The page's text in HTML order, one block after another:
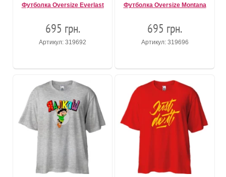
Футболка Oversize Everlast
695 грн.
Артикул: 319692
Футболка Oversize Montana
695 грн.
Артикул: 319696